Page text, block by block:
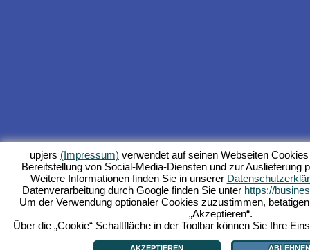
upjers (Impressum) verwendet auf seinen Webseiten
Bereitstellung von Social-Media-Diensten und zur Auslieferung
Weitere Informationen finden Sie in unserer
Datenverarbeitung durch Google finden Sie unter https://
Um der Verwendung optionaler Cookies zuzustimmen,
„Akzeptieren“.
Über die „Cookie“ Schaltfläche in der Toolbar können Sie Ihre
AKZEPTIEREN ABLEHNEN